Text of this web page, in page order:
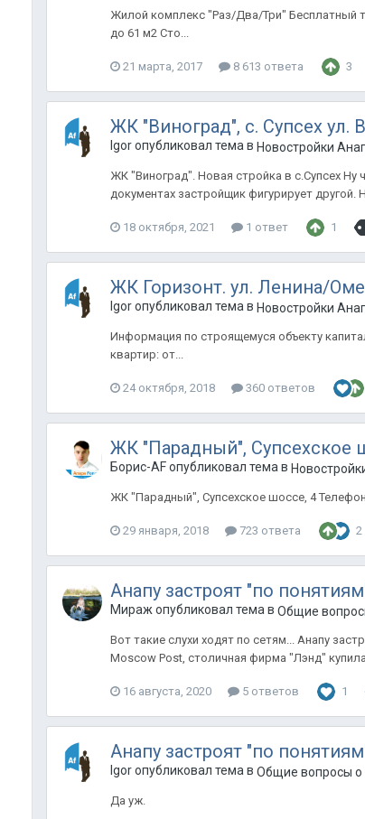
Жилой комплекс "Раз/Два/Три" Бесплатный
до 61 м2 Сто...
21 марта, 2017 8 613 ответа 3
ЖК "Виноград", с. Супсех ул.
Igor опубликовал тема в Новостройки
ЖК "Виноград". Новая стройка в с.Супсех Ну
документах застройщик фигурирует другой.
18 октября, 2021 1 ответ 1
ЖК Горизонт. ул. Ленина/
Igor опубликовал тема в Новостройки
Информация по строящемуся объекту
квартир: от...
24 октября, 2018 360 ответов
ЖК "Парадный", Супсехское
Борис-AF опубликовал тема в
ЖК "Парадный", Супсехское шоссе, 4
29 января, 2018 723 ответа 2
Анапу застроят "по
Мираж опубликовал тема в Общие
Вот такие слухи ходят по сетям... Анапу
Moscow Post, столичная фирма "Лэнд"
16 августа, 2020 5 ответов 1
Анапу застроят "по
Igor опубликовал тема в Общие вопросы о
Да уж.